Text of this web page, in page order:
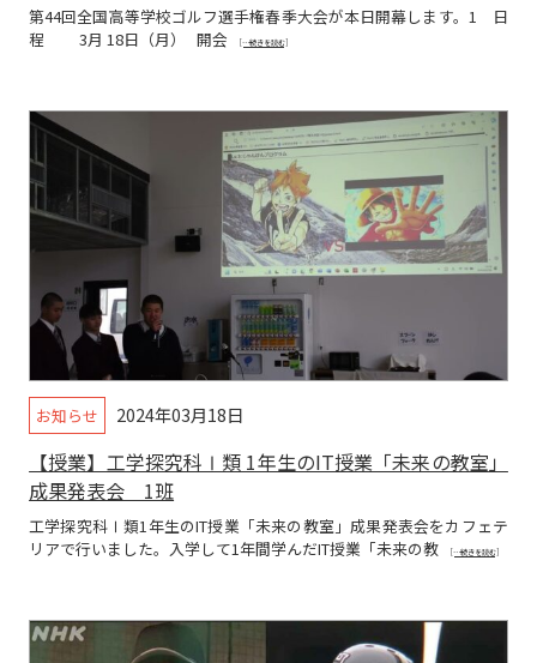
第44回全国高等学校ゴルフ選手権春季大会が本日開幕します。1 日
程 3月 18日（月） 開会
[…続きを読む]
お知らせ 2024年03月18日
【授業】工学探究科Ⅰ類 1年生のIT授業「未来の教室」
成果発表会 1班
工学探究科Ⅰ類1年生のIT授業「未来の教室」成果発表会をカフェテ
リアで行いました。入学して1年間学んだIT授業「未来の教
[…続きを読む]